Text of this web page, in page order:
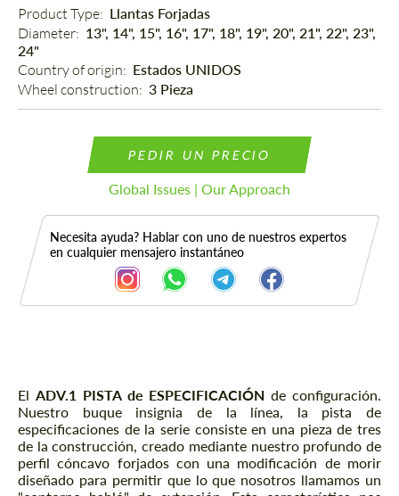
Product Type: Llantas Forjadas
Diameter: 13", 14", 15", 16", 17", 18", 19", 20", 21", 22", 23",
24"
Country of origin: Estados UNIDOS
Wheel construction: 3 Pieza
PEDIR UN PRECIO
Global Issues | Our Approach
Necesita ayuda? Hablar con uno de nuestros expertos
en cualquier mensajero instantáneo
Descripción
El ADV.1 PISTA de ESPECIFICACIÓN de configuración.
Nuestro buque insignia de la línea, la pista de
especificaciones de la serie consiste en una pieza de tres
de la construcción, creado mediante nuestro profundo de
perfil cóncavo forjados con una modificación de morir
diseñado para permitir que lo que nosotros llamamos un